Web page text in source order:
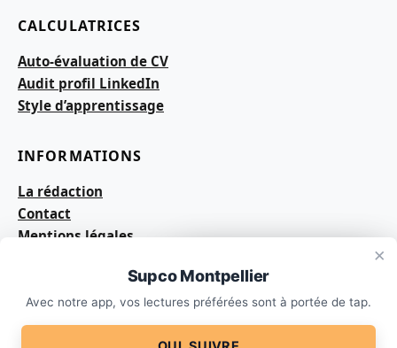
CALCULATRICES
Auto-évaluation de CV
Audit profil LinkedIn
Style d’apprentissage
INFORMATIONS
La rédaction
Contact
Mentions légales
Parlons-en.
×
Supco Montpellier
Avec notre app, vos lectures préférées sont à portée de tap.